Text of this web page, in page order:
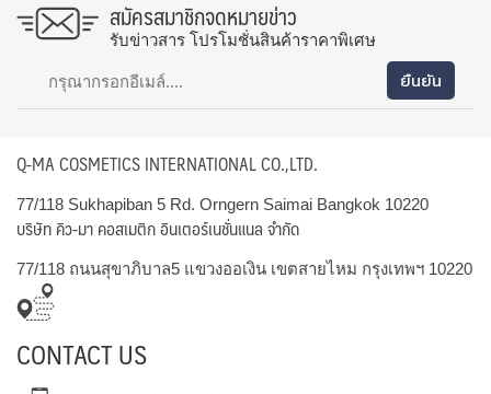
สมัครสมาชิกจดหมายข่าว
รับข่าวสาร โปรโมชั่นสินค้าราคาพิเศษ
Q-MA COSMETICS INTERNATIONAL CO.,LTD.
77/118 Sukhapiban 5 Rd. Orngern Saimai Bangkok 10220
บริษัท คิว-มา คอสเมติก อินเตอร์เนชั่นแนล จำกัด
77/118 ถนนสุขาภิบาล5 แขวงออเงิน เขตสายไหม กรุงเทพฯ 10220
CONTACT US